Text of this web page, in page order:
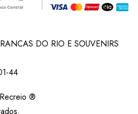
DO RIO E SOUVENIRS
44
®